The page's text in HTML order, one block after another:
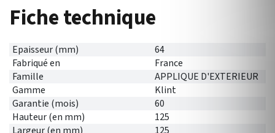
Fiche technique
Epaisseur (mm)
64
Fabriqué en
France
Famille
APPLIQUE D'EXTERIEUR
Gamme
Klint
Garantie (mois)
60
Hauteur (en mm)
125